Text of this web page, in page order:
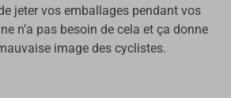
jeter vos emballages pendant vos
n’a pas besoin de cela et ça donne
image des cyclistes.